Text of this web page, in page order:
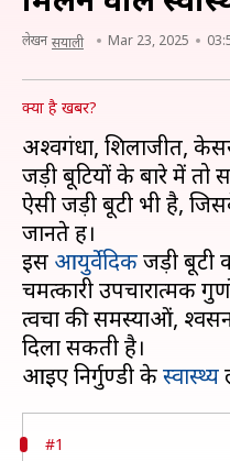
लेखन सयाली Mar 23, 2025
क्या है खबर?
अश्वगंधा, शिलाजीत,
जड़ी बूटियों के बारे में तो
ऐसी जड़ी बूटी भी है,
जानते हैं।
इस आयुर्वेदिकजड़ी बूटी
चमत्कारी उपचारात्मक
त्वचा की समस्याओं,
दिला सकती है।
आइए निर्गुण्डी केस्वास्थ्य
#1